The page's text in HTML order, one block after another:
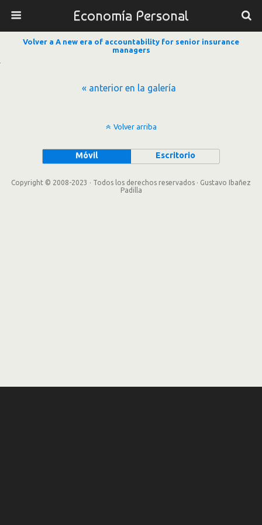
Economía Personal
Volver a A new era of accountability for senior insurance
managers
« anterior en la galería
Volver arriba
Móvil Escritorio
Copyright © 2008-2023 · Todos los derechos reservados · Gustavo Ibañez
Padilla